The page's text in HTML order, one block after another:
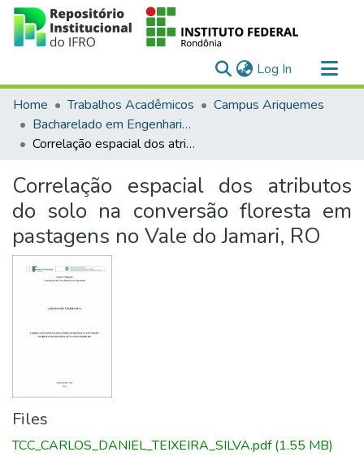
Log In (current)
Communities & Collections
All of DSpace
Statistics
Home Trabalhos Acadêmicos
Campus Ariquemes
Bacharelado em Engenharia Agronômica
Correlação espacial dos atributos do solo na conversão floresta em pastagens no Vale do Jamari, RO
Correlação espacial dos atributos
do solo na conversão floresta em
pastagens no Vale do Jamari, RO
Files
TCC_CARLOS_DANIEL_TEIXEIRA_SILVA.pdf(1.55 MB)